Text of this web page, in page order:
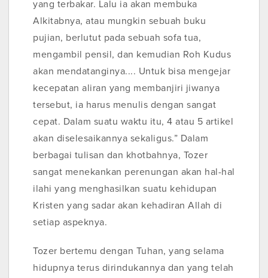
yang terbakar. Lalu ia akan membuka
Alkitabnya, atau mungkin sebuah buku
pujian, berlutut pada sebuah sofa tua,
mengambil pensil, dan kemudian Roh Kudus
akan mendatanginya.... Untuk bisa mengejar
kecepatan aliran yang membanjiri jiwanya
tersebut, ia harus menulis dengan sangat
cepat. Dalam suatu waktu itu, 4 atau 5 artikel
akan diselesaikannya sekaligus.” Dalam
berbagai tulisan dan khotbahnya, Tozer
sangat menekankan perenungan akan hal-hal
ilahi yang menghasilkan suatu kehidupan
Kristen yang sadar akan kehadiran Allah di
setiap aspeknya.
Tozer bertemu dengan Tuhan, yang selama
hidupnya terus dirindukannya dan yang telah